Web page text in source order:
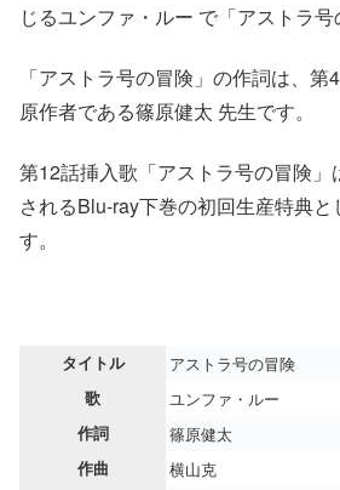
じるユンファ・ルー で「アストラ号
「アストラ号の冒険」の作詞は、
原作者である篠原健太 先生です。
第12話挿入歌「アストラ号の冒険」
されるBlu-ray下巻の初回生産特典と
す。
タイトル アストラ号の冒険
歌 ユンファ・ルー
作詞 篠原健太
作曲 横山克